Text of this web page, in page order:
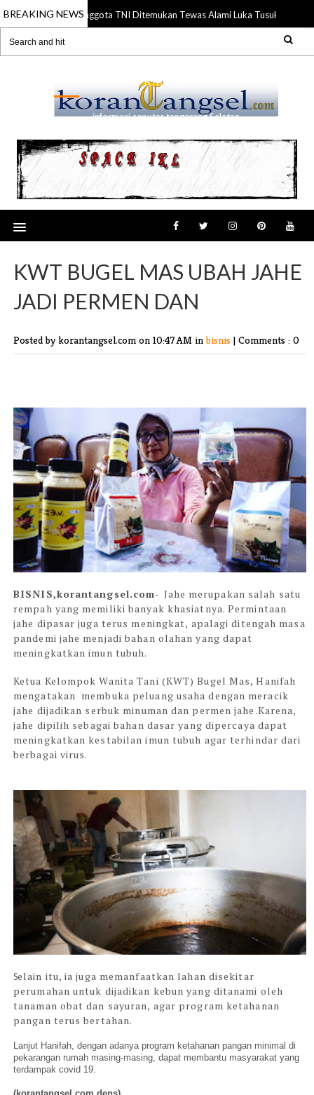
BREAKING NEWS
21 Jul 2026 Anggota TNI Ditemukan Tewas Alami Luka Tusuk di Gading
RANSEL
informasi seputar tangerang Selatan
KWT BUGEL MAS UBAH JAHE
JADI PERMEN DAN
Posted by korantangsel.com on 10:47 AM inbisnis | Comments : 0
BISNIS,korantangsel.com- Jahe merupakan salah satu
rempah yang memiliki banyak khasiatnya. Permintaan
jahe dipasar juga terus meningkat, apalagi ditengah masa
pandemi jahe menjadi bahan olahan yang dapat
meningkatkan imun tubuh.
Ketua Kelompok Wanita Tani (KWT) Bugel Mas, Hanifah
mengatakan membuka peluang usaha dengan meracik
jahe dijadikan serbuk minuman dan permen jahe.Karena,
jahe dipilih sebagai bahan dasar yang dipercaya dapat
meningkatkan kestabilan imun tubuh agar terhindar dari
berbagai virus.
Selain itu, ia juga memanfaatkan lahan disekitar
perumahan untuk dijadikan kebun yang ditanami oleh
tanaman obat dan sayuran, agar program ketahanan
pangan terus bertahan.
Lanjut Hanifah, dengan adanya program ketahanan pangan minimal di
pekarangan rumah masing-masing, dapat membantu masyarakat yang
terdampak covid 19.